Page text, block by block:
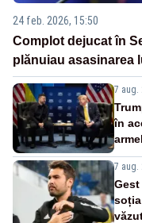
24 feb. 2026, 15:50
Complot dejucat în
plănuiau asasinarea
7 aug.
în
7 aug.
soția